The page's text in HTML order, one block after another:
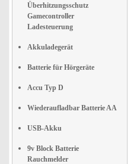
Überhitzungsschutz
Gamecontroller
Ladesteuerung
Akkuladegerät
Batterie für Hörgeräte
Accu Typ D
Wiederaufladbar Batterie AA
USB-Akku
9v Block Batterie
Rauchmelder